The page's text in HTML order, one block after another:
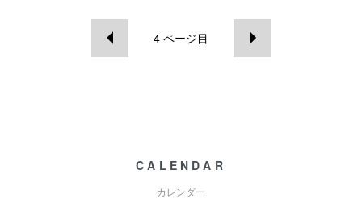
4 ページ目
CALENDAR
カレンダー